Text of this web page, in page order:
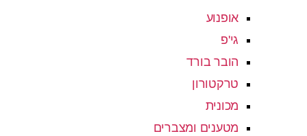
אופנוע
גי'פ
הובר בורד
טרקטורון
מכונית
מטענים ומצברים